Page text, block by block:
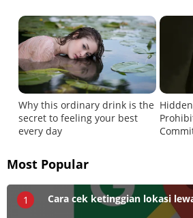
Most Popular
1 Cara cek ketinggian lokasi